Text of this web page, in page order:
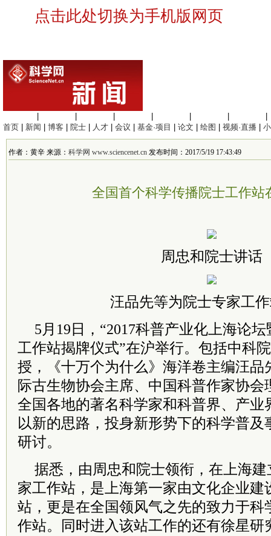
点击此处切换为手机版网页
首页
新闻 博客 院士 人才 会议 基金·项目 论文 绘图 视频·直播
作者：黄辛 来源： 科学网 www.sciencenet.cn 发布时间：2017/5/19 17:43:49
全国首个科学传播院士工作站
周忠和院士讲话
汪品先等为院士专家工
5月19日，“2017科普产业化上海论
工作站揭牌仪式”在沪举行。包括中科
授，《十万个为什么》海洋卷主编汪品
际古生物协会主席、中国科普作家协会
全国各地的著名科学家和科普界、产业
以新的思路，投身新形势下的科学普及
研讨。
据悉，由周忠和院士领衔，在上海
家工作站，是上海第一家由文化企业建
站，更是在全国领风气之先的致力于科
作站。同时进入该站工作的还有徐星研